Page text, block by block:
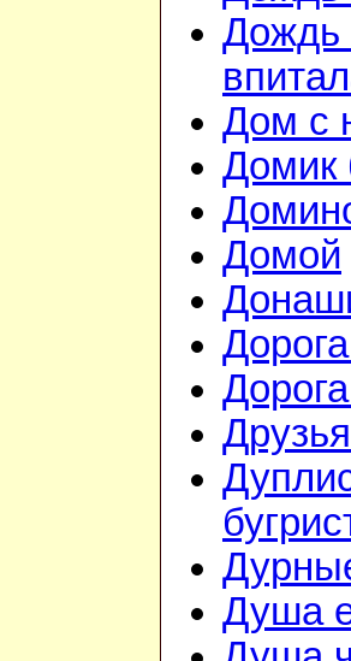
Дождь
Дом с
Домик
Домой
Душа